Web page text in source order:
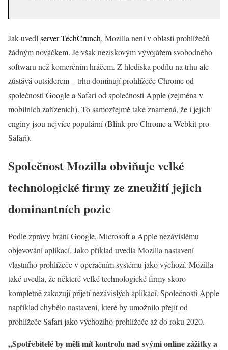
Jak uvedl server TechCrunch, Mozilla není v oblasti prohlížečů
žádným nováčkem. Je však neziskovým vývojářem svobodného
softwaru než komerčním hráčem. Z hlediska podílu na trhu ale
zůstává outsiderem – trhu dominují prohlížeče Chrome od
společnosti Google a Safari od společnosti Apple (zejména v
mobilních zařízeních). To samozřejmě také znamená, že i jejich
enginy jsou nejvíce populární (Blink pro Chrome a Webkit pro
Safari).
Společnost Mozilla obviňuje velké
technologické firmy ze zneužití jejich
dominantních pozic
Podle zprávy brání Google, Microsoft a Apple nezávislému
objevování aplikací. Jako příklad uvedla Mozilla nastavení
vlastního prohlížeče v operačním systému jako výchozí. Mozilla
také uvedla, že některé velké technologické firmy skoro
kompletně zakazují přijetí nezávislých aplikací. Společnosti Apple
například chybělo nastavení, které by umožnilo přejít od
prohlížeče Safari jako výchozího prohlížeče až do roku 2020.
„Spotřebitelé by měli mít kontrolu nad svými online zážitky a